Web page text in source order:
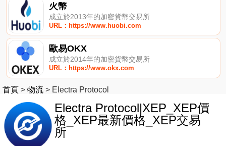
火幣
成立於2013年的加密貨幣交易所
URL：https://www.huobi.com
歐易OKX
成立於2014年的加密貨幣交易所
URL：https://www.okx.com
首頁 > 物流 > Electra Protocol
Electra Protocol|XEP_XEP價
格_XEP最新價格_XEP交易
所